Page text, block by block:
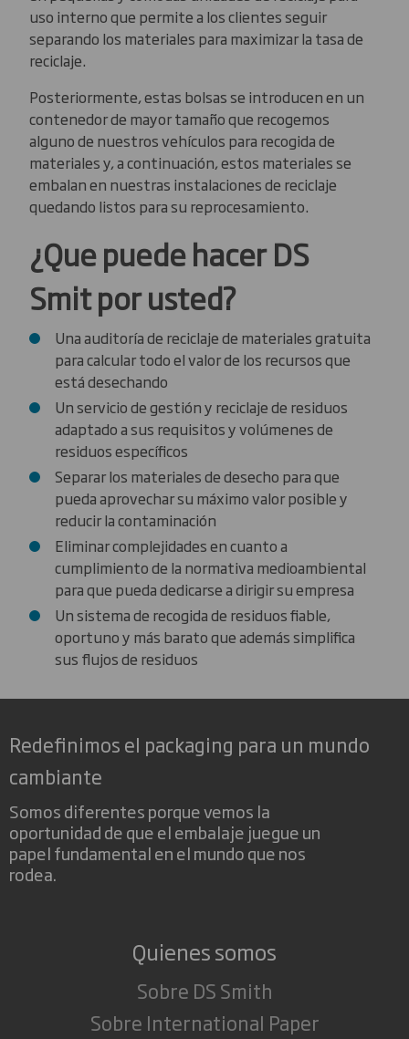
uso interno que permite a los clientes seguir
separando los materiales para maximizar la tasa de
reciclaje.
Posteriormente, estas bolsas se introducen en un
contenedor de mayor tamaño que recogemos
alguno de nuestros vehículos para recogida de
materiales y, a continuación, estos materiales se
embalan en nuestras instalaciones de reciclaje
quedando listos para su reprocesamiento.
¿Que puede hacer DS
Smit por usted?
Una auditoría de reciclaje de materiales gratuita
para calcular todo el valor de los recursos que
está desechando
Un servicio de gestión y reciclaje de residuos
adaptado a sus requisitos y volúmenes de
residuos específicos
Separar los materiales de desecho para que
pueda aprovechar su máximo valor posible y
reducir la contaminación
Eliminar complejidades en cuanto a
cumplimiento de la normativa medioambiental
para que pueda dedicarse a dirigir su empresa
Un sistema de recogida de residuos fiable,
oportuno y más barato que además simplifica
sus flujos de residuos
Redefinimos el packaging para un mundo
cambiante
Somos diferentes porque vemos la
oportunidad de que el embalaje juegue un
papel fundamental en el mundo que nos
rodea.
Quienes somos
Sobre DS Smith
Sobre International Paper